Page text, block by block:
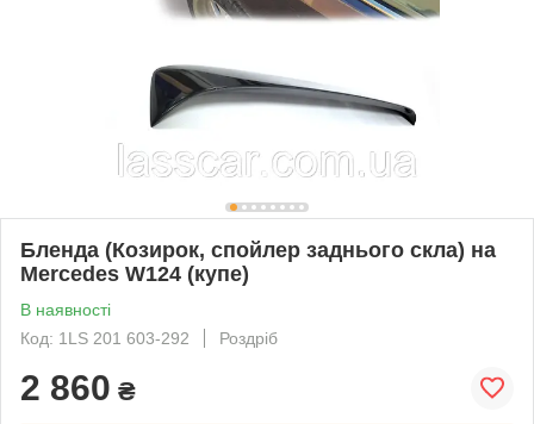
Бленда (Козирок, спойлер заднього скла) на
Mercedes W124 (купе)
В наявності
Код: 1LS 201 603-292
Роздріб
2 860 ₴